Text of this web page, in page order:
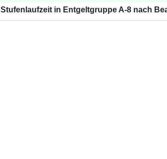
Stufenlaufzeit in Entgeltgruppe A-8 nach